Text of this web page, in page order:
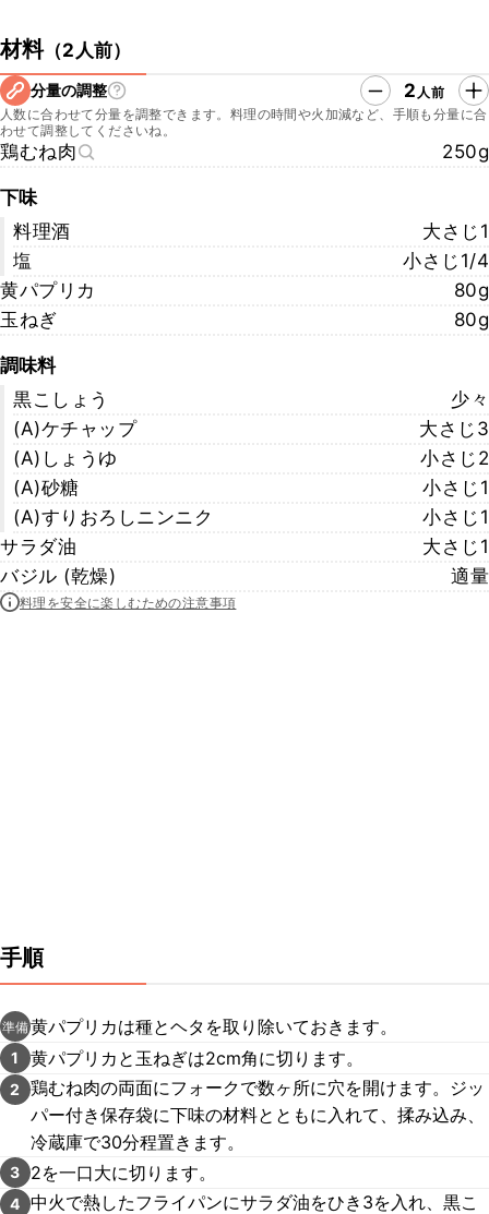
材料（2人前）
分量の調整 2 人前
人数に合わせて分量を調整できます。料理の時間や火加減など、手順も分量に合
わせて調整してくださいね。
鶏むね肉 250g
下味
料理酒
大さじ1
塩
小さじ1/4
黄パプリカ
80g
玉ねぎ
80g
調味料
黒こしょう
少々
(A)ケチャップ
大さじ3
(A)しょうゆ
小さじ2
(A)砂糖
小さじ1
(A)すりおろしニンニク
小さじ1
サラダ油
大さじ1
バジル (乾燥)
適量
料理を安全に楽しむための注意事項
手順
準備黄パプリカは種とヘタを取り除いておきます。
1 黄パプリカと玉ねぎは2cm角に切ります。
2
鶏むね肉の両面にフォークで数ヶ所に穴を開けます。ジッ
パー付き保存袋に下味の材料とともに入れて、揉み込み、
冷蔵庫で30分程置きます。
3 2を一口大に切ります。
4 中火で熱したフライパンにサラダ油をひき3を入れ、黒こ